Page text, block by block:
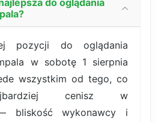
do oglądania
pozycji do oglądania
w sobotę 1 sierpnia
wszystkim od tego, co
cenisz w
bliskość wykonawcy i